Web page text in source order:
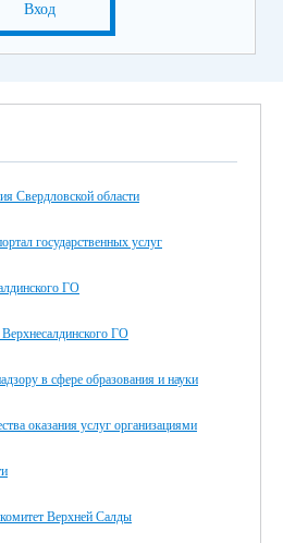
Вход
Свердловской области
государственных услуг
ГО
ГО
в сфере образования и науки
оказания услуг организациями
Верхней Салды